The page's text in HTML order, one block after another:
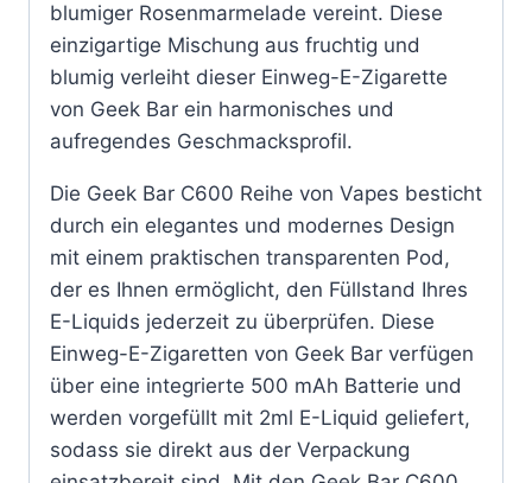
blumiger Rosenmarmelade vereint. Diese
einzigartige Mischung aus fruchtig und
blumig verleiht dieser Einweg-E-Zigarette
von Geek Bar ein harmonisches und
aufregendes Geschmacksprofil.
Die Geek Bar C600 Reihe von Vapes besticht
durch ein elegantes und modernes Design
mit einem praktischen transparenten Pod,
der es Ihnen ermöglicht, den Füllstand Ihres
E-Liquids jederzeit zu überprüfen. Diese
Einweg-E-Zigaretten von Geek Bar verfügen
über eine integrierte 500 mAh Batterie und
werden vorgefüllt mit 2ml E-Liquid geliefert,
sodass sie direkt aus der Verpackung